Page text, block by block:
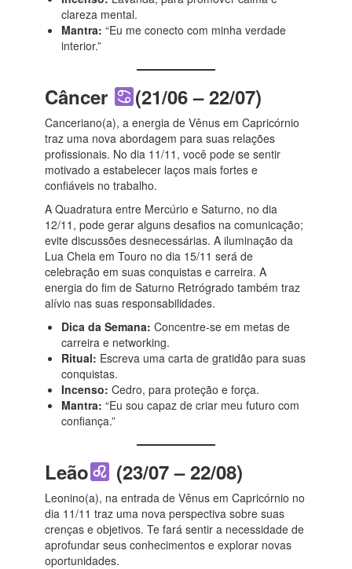
clareza mental.
Mantra: “Eu me conecto com minha verdade
interior.”
Câncer (21/06 – 22/07)
Canceriano(a), a energia de Vênus em Capricórnio
traz uma nova abordagem para suas relações
profissionais. No dia 11/11, você pode se sentir
motivado a estabelecer laços mais fortes e
confiáveis no trabalho.
A Quadratura entre Mercúrio e Saturno, no dia
12/11, pode gerar alguns desafios na comunicação;
evite discussões desnecessárias. A iluminação da
Lua Cheia em Touro no dia 15/11 será de
celebração em suas conquistas e carreira. A
energia do fim de Saturno Retrógrado também traz
alívio nas suas responsabilidades.
Dica da Semana:Concentre-se em metas de
carreira e networking.
Ritual: Escreva uma carta de gratidão para suas
conquistas.
Incenso: Cedro, para proteção e força.
Mantra: “Eu sou capaz de criar meu futuro com
confiança.”
Leão (23/07 – 22/08)
Leonino(a), na entrada de Vênus em Capricórnio no
dia 11/11 traz uma nova perspectiva sobre suas
crenças e objetivos. Te fará sentir a necessidade de
aprofundar seus conhecimentos e explorar novas
oportunidades.